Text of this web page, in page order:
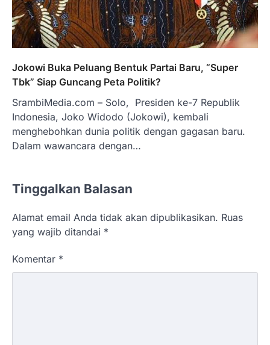
Jokowi Buka Peluang Bentuk Partai Baru, “Super
Tbk” Siap Guncang Peta Politik?
SrambiMedia.com – Solo, Presiden ke-7 Republik
Indonesia, Joko Widodo (Jokowi), kembali
menghebohkan dunia politik dengan gagasan baru.
Dalam wawancara dengan…
Tinggalkan Balasan
Alamat email Anda tidak akan dipublikasikan. Ruas
yang wajib ditandai *
Komentar *